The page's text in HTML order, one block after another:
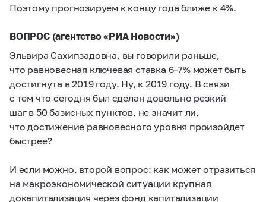
Поэтому прогнозируем к концу года ближе к 4%.
ВОПРОС (агентство «РИА Новости»)
Эльвира Сахипзадовна, вы говорили раньше,
что равновесная ключевая ставка 6–7%может быть
достигнута в 2019 году. Ну, к 2019 году. В связи
с тем что сегодня был сделан довольно резкий
шаг в 50 базисных пунктов, не значит ли,
что достижение равновесного уровня произойдет
быстрее?
И если можно, второй вопрос: как может отразиться
на макроэкономической ситуации крупная
докапитализация через фонд капитализации